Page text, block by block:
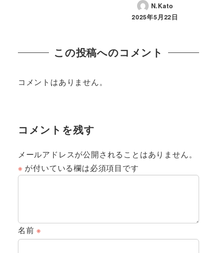
N.Kato
投稿日
2025年5月22日
この投稿へのコメント
コメントはありません。
コメントを残す
メールアドレスが公開されることはありません。
※ が付いている欄は必須項目です
名前※